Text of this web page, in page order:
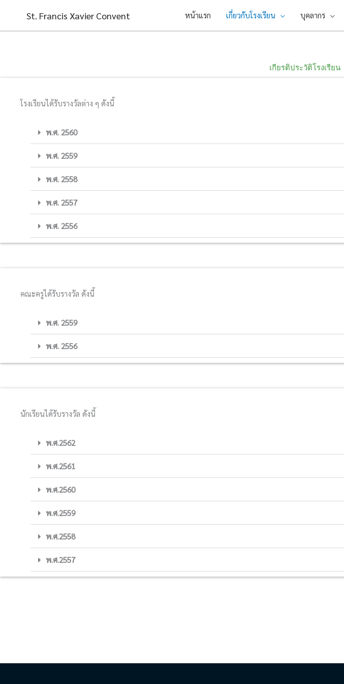
content
St. Francis Xavier Convent หน้าแรก เกี่ยวกับโรงเรียน บุคลากร
เกียรติประวัติโรงเรียน
โรงเรียนได้รับรางวัลต่าง ๆ ดังนี้
พ.ศ. 2560
พ.ศ. 2559
พ.ศ. 2558
พ.ศ. 2557
พ.ศ. 2556
คณะครูได้รับรางวัล ดังนี้
พ.ศ. 2559
พ.ศ. 2556
นักเรียนได้รับรางวัล ดังนี้
พ.ศ.2562
พ.ศ.2561
พ.ศ.2560
พ.ศ.2559
พ.ศ.2558
พ.ศ.2557